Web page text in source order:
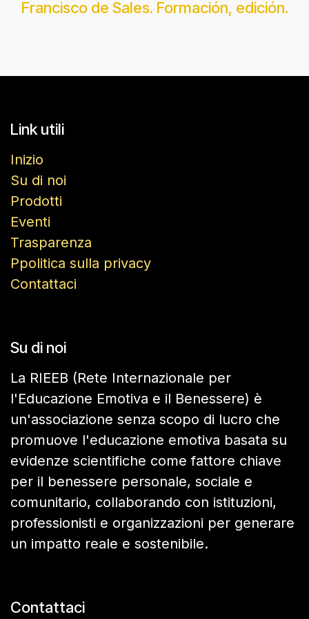
Francisco de Sales. Formación, edición.
Link utili
Inizio
Su di noi
Prodotti
Eventi
Trasparenza
Ppolitica sulla privacy
Contattaci
Su di noi
La RIEEB (Rete Internazionale per
l'Educazione Emotiva e il Benessere) è
un'associazione senza scopo di lucro che
promuove l'educazione emotiva basata su
evidenze scientifiche come fattore chiave
per il benessere personale, sociale e
comunitario, collaborando con istituzioni,
professionisti e organizzazioni per generare
un impatto reale e sostenibile.
Contattaci